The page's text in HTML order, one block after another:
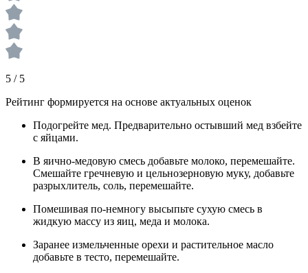
5 / 5
Рейтинг формируется на основе актуальных оценок
Подогрейте мед. Предварительно остывший мед взбейте
с яйцами.
В яично-медовую смесь добавьте молоко, перемешайте.
Смешайте гречневую и цельнозерновую муку, добавьте
разрыхлитель, соль, перемешайте.
Помешивая по-немногу высыпьте сухую смесь в
жидкую массу из яиц, меда и молока.
Заранее измельченные орехи и растительное масло
добавьте в тесто, перемешайте.